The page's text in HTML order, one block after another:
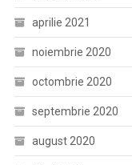
aprilie 2021
noiembrie 2020
octombrie 2020
septembrie 2020
august 2020